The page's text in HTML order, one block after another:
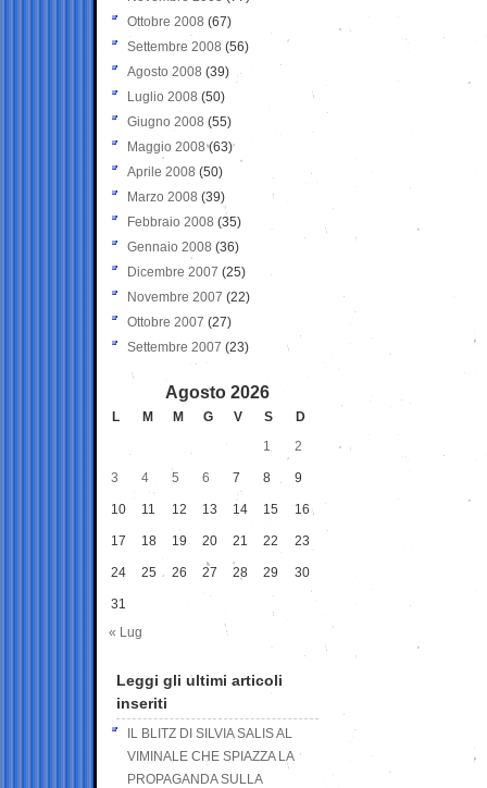
Ottobre 2008 (67)
Settembre 2008 (56)
Agosto 2008 (39)
Luglio 2008 (50)
Giugno 2008 (55)
Maggio 2008(63)
Aprile 2008 (50)
Marzo 2008 (39)
Febbraio 2008 (35)
Gennaio 2008 (36)
Dicembre 2007 (25)
Novembre 2007 (22)
Ottobre 2007 (27)
Settembre 2007 (23)
Agosto 2026
L M M G V S
D
1
2
3 4 5 6 7 8 9
10 11 12 13 14 15 16
17 18 19 20 21 22 23
24 25 26 27 28 29 30
31
« Lug
Leggi gli ultimi articoli
inseriti
IL BLITZ DI SILVIA SALIS AL
VIMINALE CHE SPIAZZA LA
PROPAGANDA SULLA